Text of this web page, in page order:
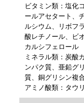
ビタミン類：塩化
ールアセタート、
ルシウム、リボフ
酸レチノール、ビ
カルシフェロール
ミネラル類：炭酸
ンパク質、亜鉛グ
質、銅グリシン複
アミノ酸類：タウ